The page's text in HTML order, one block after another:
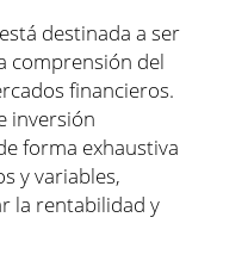
destinada a ser
comprensión del
financieros.
inversión
forma exhaustiva
y variables,
la rentabilidad y